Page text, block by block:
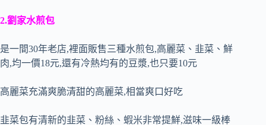
2.劉家水煎包
是一間30年老店,裡面販售三種水煎包,高麗菜、韭菜、鮮
肉,均一價18元,還有冷熱均有的豆漿,也只要10元
高麗菜充滿爽脆清甜的高麗菜,相當爽口好吃
韭菜包有清新的韭菜、粉絲、蝦米非常提鮮,滋味一級棒